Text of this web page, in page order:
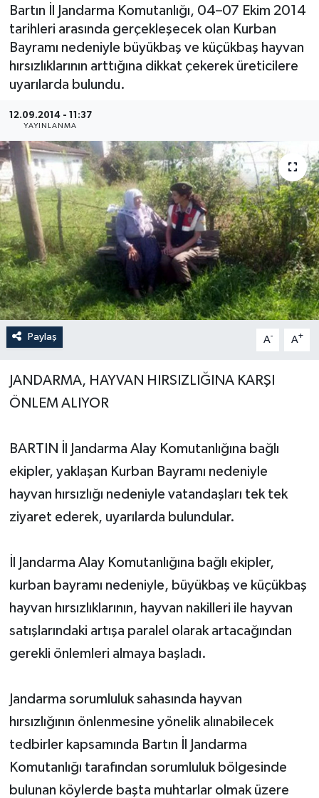
Bartın İl Jandarma Komutanlığı, 04–07 Ekim 2014
tarihleri arasında gerçekleşecek olan Kurban
Bayramı nedeniyle büyükbaş ve küçükbaş hayvan
hırsızlıklarının arttığına dikkat çekerek üreticilere
uyarılarda bulundu.
12.09.2014 - 11:37
YAYINLANMA
Paylaş A- A+
JANDARMA, HAYVAN HIRSIZLIĞINA KARŞI
ÖNLEM ALIYOR
BARTIN İl Jandarma Alay Komutanlığına bağlı
ekipler, yaklaşan Kurban Bayramı nedeniyle
hayvan hırsızlığı nedeniyle vatandaşları tek tek
ziyaret ederek, uyarılarda bulundular.
İl Jandarma Alay Komutanlığına bağlı ekipler,
kurban bayramı nedeniyle, büyükbaş ve küçükbaş
hayvan hırsızlıklarının, hayvan nakilleri ile hayvan
satışlarındaki artışa paralel olarak artacağından
gerekli önlemleri almaya başladı.
Jandarma sorumluluk sahasında hayvan
hırsızlığının önlenmesine yönelik alınabilecek
tedbirler kapsamında Bartın İl Jandarma
Komutanlığı tarafından sorumluluk bölgesinde
bulunan köylerde başta muhtarlar olmak üzere
Medya
Sağlık
Siyaset
Spor
Tarım
Turizm
Yaşam
Yerel Yönetimler
DÜNYA